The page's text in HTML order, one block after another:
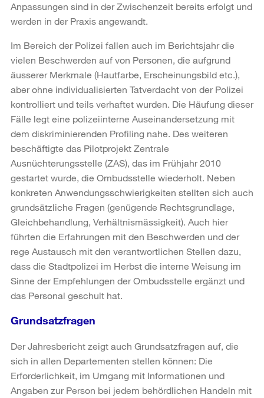
Anpassungen sind in der Zwischenzeit bereits erfolgt und
werden in der Praxis angewandt.
Im Bereich der Polizei fallen auch im Berichtsjahr die
vielen Beschwerden auf von Personen, die aufgrund
äusserer Merkmale (Hautfarbe, Erscheinungsbild etc.),
aber ohne individualisierten Tatverdacht von der Polizei
kontrolliert und teils verhaftet wurden. Die Häufung dieser
Fälle legt eine polizeiinterne Auseinandersetzung mit
dem diskriminierenden Profiling nahe. Des weiteren
beschäftigte das Pilotprojekt Zentrale
Ausnüchterungsstelle (ZAS), das im Frühjahr 2010
gestartet wurde, die Ombudsstelle wiederholt. Neben
konkreten Anwendungsschwierigkeiten stellten sich auch
grundsätzliche Fragen (genügende Rechtsgrundlage,
Gleichbehandlung, Verhältnismässigkeit). Auch hier
führten die Erfahrungen mit den Beschwerden und der
rege Austausch mit den verantwortlichen Stellen dazu,
dass die Stadtpolizei im Herbst die interne Weisung im
Sinne der Empfehlungen der Ombudsstelle ergänzt und
das Personal geschult hat.
Grundsatzfragen
Der Jahresbericht zeigt auch Grundsatzfragen auf, die
sich in allen Departementen stellen können: Die
Erforderlichkeit, im Umgang mit Informationen und
Angaben zur Person bei jedem behördlichen Handeln mit